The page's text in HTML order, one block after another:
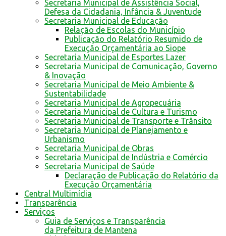
Secretaria Municipal de Assistência Social,
Defesa da Cidadania, Infância & Juventude
Secretaria Municipal de Educação
Relação de Escolas do Município
Publicação do Relatório Resumido de
Execução Orçamentária ao Siope
Secretaria Municipal de Esportes Lazer
Secretaria Municipal de Comunicação, Governo
& Inovação
Secretaria Municipal de Meio Ambiente &
Sustentabilidade
Secretaria Municipal de Agropecuária
Secretaria Municipal de Cultura e Turismo
Secretaria Municipal de Transporte e Trânsito
Secretaria Municipal de Planejamento e
Urbanismo
Secretaria Municipal de Obras
Secretaria Municipal de Indústria e Comércio
Secretaria Municipal de Saúde
Declaração de Publicação do Relatório da
Execução Orçamentária
Central Multimídia
Transparência
Serviços
Guia de Serviços e Transparência
da Prefeitura de Mantena